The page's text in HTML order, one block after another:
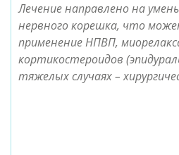
Лечение направлено на
нервного корешка, что
применение НПВП,
кортикостероидов
тяжелых случаях –